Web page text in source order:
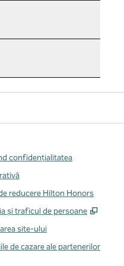
confidenţialitatea
reducere Hilton Honors
și traficul de persoane
,
site-ului
de cazare ale partenerilor